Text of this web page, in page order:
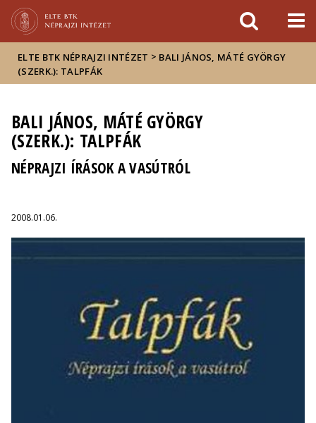
sajtóban
ELTE BTK NÉPRAJZI INTÉZET > BALI JÁNOS, MÁTÉ GYÖRGY
(SZERK.): TALPFÁK
BALI JÁNOS, MÁTÉ GYÖRGY
(SZERK.): TALPFÁK
NÉPRAJZI ÍRÁSOK A VASÚTRÓL
2008.01.06.